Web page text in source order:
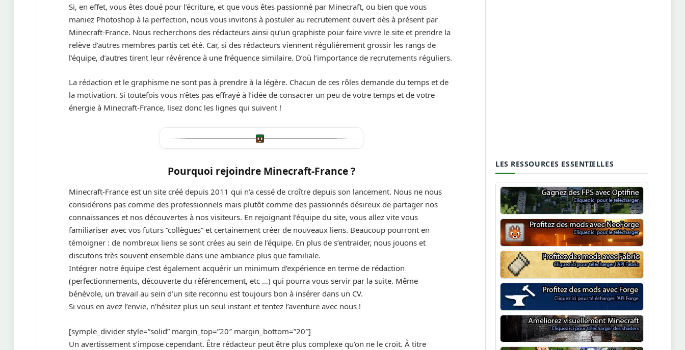
Si, en effet, vous êtes doué pour l’écriture, et que vous êtes passionné par Minecraft, ou bien que vous
maniez Photoshop à la perfection, nous vous invitons à postuler au recrutement ouvert dès à présent par
Minecraft-France. Nous recherchons des rédacteurs ainsi qu’un graphiste pour faire vivre le site et prendre la
relève d’autres membres partis cet été. Car, si des rédacteurs viennent régulièrement grossir les rangs de
l’équipe, d’autres tirent leur révérence à une fréquence similaire. D’où l’importance de recrutements réguliers.
La rédaction et le graphisme ne sont pas à prendre à la légère. Chacun de ces rôles demande du temps et de
la motivation. Si toutefois vous n’êtes pas effrayé à l’idée de consacrer un peu de votre temps et de votre
énergie à Minecraft-France, lisez donc les lignes qui suivent !
Pourquoi rejoindre Minecraft-France ?
Minecraft-France est un site créé depuis 2011 qui n’a cessé de croître depuis son lancement. Nous ne nous
considérons pas comme des professionnels mais plutôt comme des passionnés désireux de partager nos
connaissances et nos découvertes à nos visiteurs. En rejoignant l’équipe du site, vous allez vite vous
familiariser avec vos futurs “collègues” et certainement créer de nouveaux liens. Beaucoup pourront en
témoigner : de nombreux liens se sont crées au sein de l’équipe. En plus de s’entraider, nous jouons et
discutons très souvent ensemble dans une ambiance plus que familiale.
Intégrer notre équipe c’est également acquérir un minimum d’expérience en terme de rédaction
(perfectionnements, découverte du référencement, etc …) qui pourra vous servir par la suite. Même
bénévole, un travail au sein d’un site reconnu est toujours bon à insérer dans un CV.
Si vous en avez l’envie, n’hésitez plus un seul instant et tentez l’aventure avec nous !
[symple_divider style=”solid” margin_top=”20″ margin_bottom=”20″]
Un avertissement s’impose cependant. Être rédacteur peut être plus complexe qu’on ne le croit. À titre
LES RESSOURCES ESSENTIELLES
Optifine
NeoForge
Minecraft Fabric
Minecraft Forge
Shaders Minecraft